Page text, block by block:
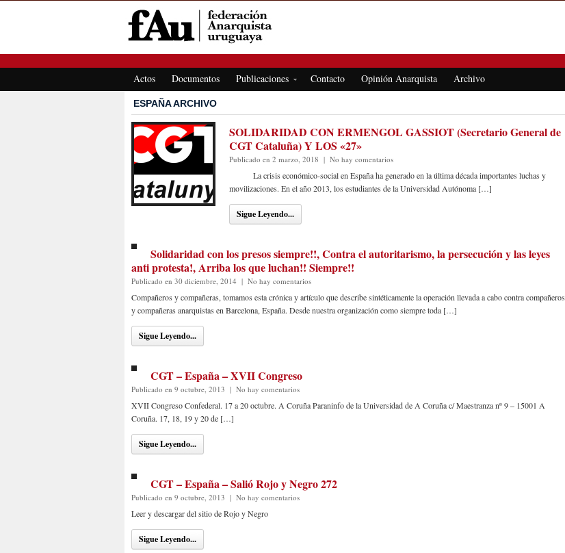
Actos Documentos Publicaciones Contacto Opinión Anarquista Archivo
ESPAÑA ARCHIVO
SOLIDARIDAD CON ERMENGOL GASSIOT (Secretario General de
CGT Cataluña) Y LOS «27»
Publicado en 2 marzo, 2018 | No hay comentarios
La crisis económico-social en España ha generado en la última década importantes luchas y
movilizaciones. En el año 2013, los estudiantes de la Universidad Autónoma […]
Sigue Leyendo...
Solidaridad con los presos siempre!!, Contra el autoritarismo, la persecución y las leyes
anti protesta!, Arriba los que luchan!! Siempre!!
Publicado en 30 diciembre, 2014 | No hay comentarios
Compañeros y compañeras, tomamos esta crónica y artículo que describe sintéticamente la operación llevada a cabo contra compañeros
y compañeras anarquistas en Barcelona, España. Desde nuestra organización como siempre toda […]
Sigue Leyendo...
CGT – España – XVII Congreso
Publicado en 9 octubre, 2013 | No hay comentarios
XVII Congreso Confederal. 17 a 20 octubre. A Coruña Paraninfo de la Universidad de A Coruña c/ Maestranza nº 9 – 15001 A
Coruña. 17, 18, 19 y 20 de […]
Sigue Leyendo...
CGT – España – Salió Rojo y Negro 272
Publicado en 9 octubre, 2013 | No hay comentarios
Leer y descargar del sitio de Rojo y Negro
Sigue Leyendo...